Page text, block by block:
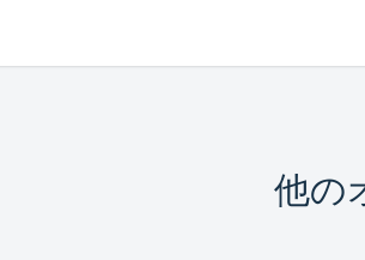
他の